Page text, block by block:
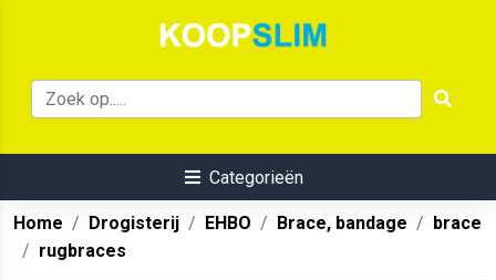
Categorieën
Home Drogisterij EHBO Brace, bandage
brace
rugbraces